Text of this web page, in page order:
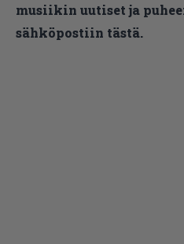
musiikin uutiset ja
sähköpostiin tästä.